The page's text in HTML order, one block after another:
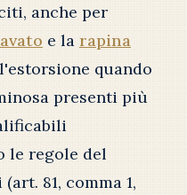
anche per
e la rapina
quando
presenti più
le regole del
81, comma 1,